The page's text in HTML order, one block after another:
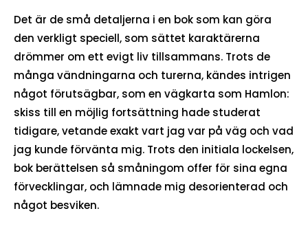
Det är de små detaljerna i en bok som kan göra
den verkligt speciell, som sättet karaktärerna
drömmer om ett evigt liv tillsammans. Trots de
många vändningarna och turerna, kändes intrigen
något förutsägbar, som en vägkarta som Hamlon:
skiss till en möjlig fortsättning hade studerat
tidigare, vetande exakt vart jag var på väg och vad
jag kunde förvänta mig. Trots den initiala lockelsen,
bok berättelsen så småningom offer för sina egna
förvecklingar, och lämnade mig desorienterad och
något besviken.